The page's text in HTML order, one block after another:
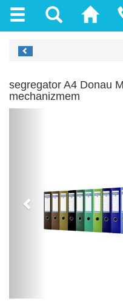
segregator A4 Donau
mechanizmem